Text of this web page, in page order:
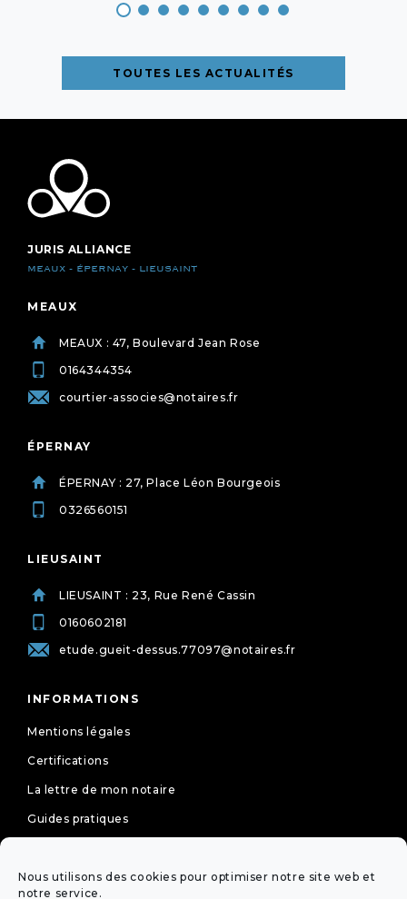
Nous utilisons des cookies pour optimiser notre site web et
notre service.
TOUTES LES ACTUALITÉS
JURIS ALLIANCE
MEAUX - ÉPERNAY - LIEUSAINT
MEAUX
MEAUX : 47, Boulevard Jean Rose
0164344354
courtier-associes@notaires.fr
ÉPERNAY
ÉPERNAY : 27, Place Léon Bourgeois
0326560151
LIEUSAINT
LIEUSAINT : 23, Rue René Cassin
0160602181
etude.gueit-dessus.77097@notaires.fr
INFORMATIONS
Mentions légales
Certifications
La lettre de mon notaire
Guides pratiques
Politique de cookies (UE)